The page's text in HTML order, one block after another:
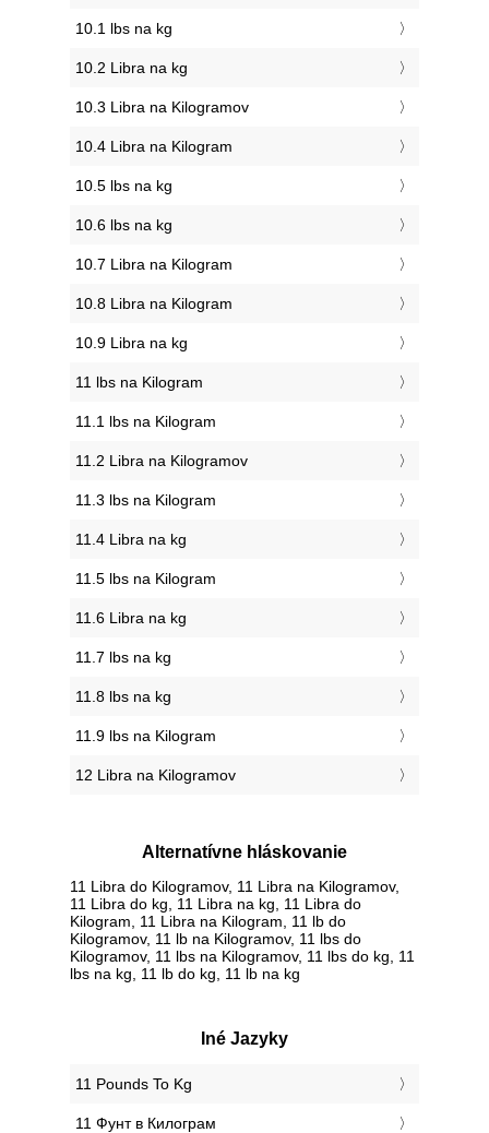
10.1 lbs na kg
10.2 Libra na kg
10.3 Libra na Kilogramov
10.4 Libra na Kilogram
10.5 lbs na kg
10.6 lbs na kg
10.7 Libra na Kilogram
10.8 Libra na Kilogram
10.9 Libra na kg
11 lbs na Kilogram
11.1 lbs na Kilogram
11.2 Libra na Kilogramov
11.3 lbs na Kilogram
11.4 Libra na kg
11.5 lbs na Kilogram
11.6 Libra na kg
11.7 lbs na kg
11.8 lbs na kg
11.9 lbs na Kilogram
12 Libra na Kilogramov
Alternatívne hláskovanie
11 Libra do Kilogramov, 11 Libra na Kilogramov,
11 Libra do kg, 11 Libra na kg, 11 Libra do
Kilogram, 11 Libra na Kilogram, 11 lb do
Kilogramov, 11 lb na Kilogramov, 11 lbs do
Kilogramov, 11 lbs na Kilogramov, 11 lbs do kg, 11
lbs na kg, 11 lb do kg, 11 lb na kg
Iné Jazyky
‎11 Pounds To Kg
‎11 Фунт в Килограм